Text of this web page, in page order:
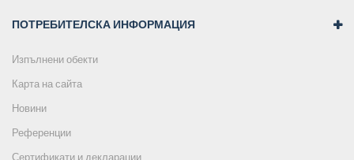
ПОТРЕБИТЕЛСКА ИНФОРМАЦИЯ
Изпълнени обекти
Карта на сайта
Новини
Референции